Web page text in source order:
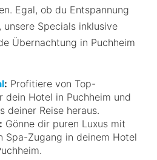
Egal, ob du Entspannung
Specials inklusive
Übernachtung in Puchheim
: Profitiere von Top-
dein Hotel in Puchheim und
deiner Reise heraus.
: Gönne dir puren Luxus mit
Spa-Zugang in deinem Hotel